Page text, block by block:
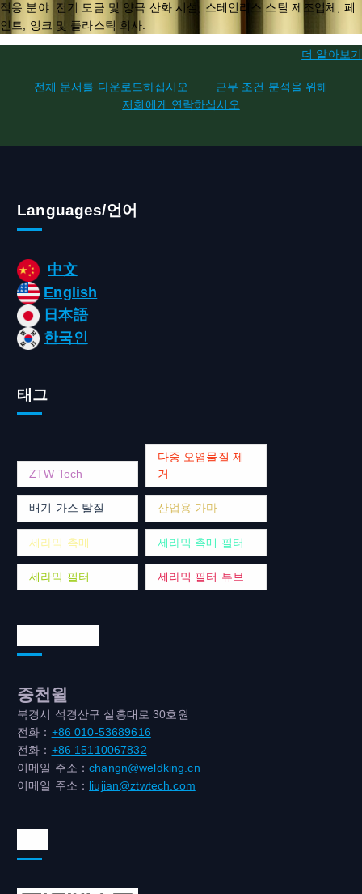
적용 분야: 전기 도금 및 양극 산화 시설, 스테인리스 스틸 제조업체, 페
인트, 잉크 및 플라스틱 회사.
더 알아보기
전체 문서를 다운로드하십시오
근무 조건 분석을 위해
저희에게 연락하십시오
Languages/언어
中文
English
日本語
한국인
태그
ZTW Tech
다중 오염물질 제
거
배기 가스 탈질 산업용 가마
세라믹 촉매 세라믹 촉매 필터
세라믹 필터 세라믹 필터 튜브
중천윌
북경시 석경산구 실흥대로 30호원
전화： +86 010-53689616
전화： +86 15110067832
이메일 주소：changn@weldking.cn
이메일 주소： liujian@ztwtech.com